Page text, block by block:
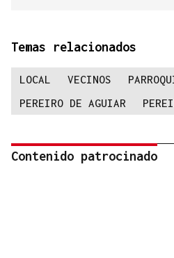
Temas relacionados
LOCAL VECINOS
PEREIRO DE AGUIAR
Contenido patrocinado